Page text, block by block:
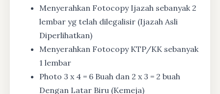
Menyerahkan Fotocopy Ijazah sebanyak 2
lembar yg telah dilegalisir (Ijazah Asli
Diperlihatkan)
Menyerahkan Fotocopy KTP/KK sebanyak
1 lembar
Photo 3 x 4 = 6 Buah dan 2 x 3 = 2 buah
Dengan Latar Biru (Kemeja)